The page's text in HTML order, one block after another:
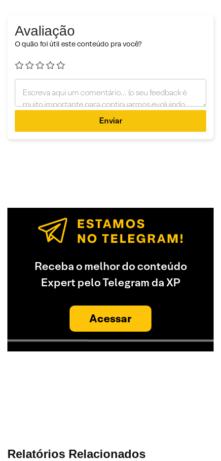
Avaliação
O quão foi útil este conteúdo pra você?
Enviar
Receba o melhor do conteúdo
Expert pelo Telegram da XP
Acessar
Relatórios Relacionados